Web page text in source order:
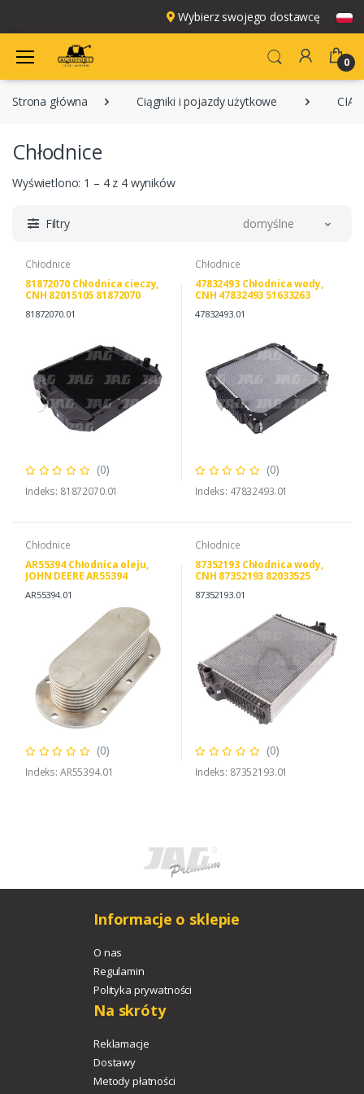
Wybierz swojego dostawcę
0
Strona główna Ciągniki i pojazdy użytkowe
Chłodnice
Wyświetlono: 1 – 4 z 4 wyników
Filtry domyślne
Chłodnice
81872070 Chłodnica cieczy,
CNH 82015105 81872070
81872070.01
(0)
Indeks: 81872070.01
Chłodnice
47832493 Chłodnica wody,
CNH 47832493 51633263
47832493.01
(0)
Indeks: 47832493.01
Chłodnice
AR55394 Chłodnica oleju,
JOHN DEERE AR55394
AR55394.01
(0)
Indeks: AR55394.01
Chłodnice
87352193 Chłodnica wody,
CNH 87352193 82033525
87352193.01
(0)
Indeks: 87352193.01
Informacje o sklepie
O nas
Regulamin
Polityka prywatności
Na skróty
Reklamacje
Dostawy
Metody płatności